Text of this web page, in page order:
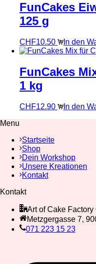
FunCakes
125 g
CHF10.50 In den
FunCakes
1 kg
CHF12.90
In den
Menu
Startseite
Shop
Dein Workshop
Unsere Kreationen
Kontakt
Kontakt
Art of Cake Factory
Metzgergasse 7,
071 223 15 23